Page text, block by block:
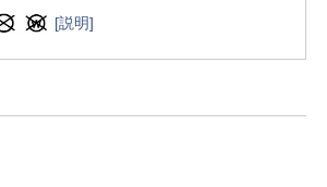
[説明]